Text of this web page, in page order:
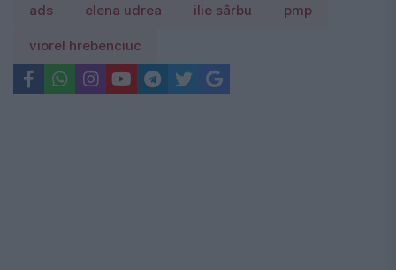
ads elena udrea ilie sârbu pmp
viorel hrebenciuc